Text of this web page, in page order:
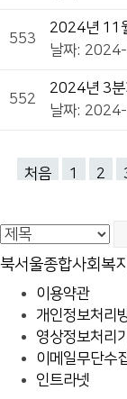
553
2024년 11
날짜:
552
2024년 3분
날짜:
처음 1 2
북서울종합사회복
이용약관
개인정보처리
영상정보처리
이메일무단수
인트라넷